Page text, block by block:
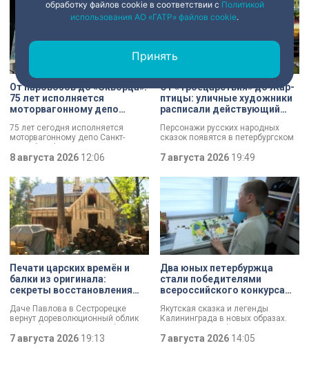
От паровозов до «Скворца»:
75 лет исполняется
моторвагонному депо
Финляндский
75 лет сегодня исполняется
моторвагонному депо Санкт-
Петербург-Финляндский.
Появление этого объекта для
железной дороги стало поистине
знаковым: паровозы уступили
место электричкам. Изначально
выполняли 13 пар рейсов, сейчас
— почти в 20 раз больше. В парке
предприятия — современные
вагоны и ретро-составы.
8 августа 2026 12:06
От «Троецарствия» до Жар-
птицы: уличные художники
расписали действующий
Персонажи русских народных
сказок появятся в петербургском
«Выборгское» завершился
масштабный съезд лучших
уличных художников страны — от
Краснодара до Владивостока.
Мастерам передали в полное
распоряжение шесть
действующих вагонов, и те
превратили их в настоящие арт-
объекты. Результат доказал:
баллончик с краской в руках
профессионала — это не порча
имущества, а яркий стрит-арт,
который не имеет ничего общего с
вандализмом.
7 августа 2026 19:49
Печати царских времён и
балки из оригинала:
секреты восстановления
Даче Павлова в Сестрорецке
вернут дореволюционный облик
по особой программе «Рубль за
метр». Это льготная арендная
ставка, которая действует для
7 августа 2026 19:13
Два юных петербуржца
стали победителями
всероссийского конкурса
Якутская сказка и легенды
Калининграда в новых образах.
Два юных петербуржца стали
победителями всероссийского
конкурса «Моя страна — моя
7 августа 2026 14:05
обработку файлов cookie в соответствии с Политикой
использования АО «ГАТР» файлов cookie.
Принять